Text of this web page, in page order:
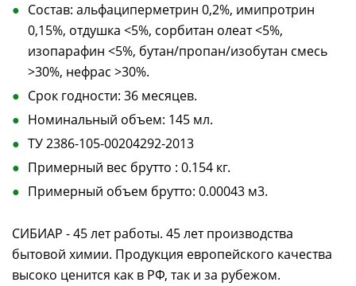
Состав: альфациперметрин 0,2%, имипротрин
0,15%, отдушка <5%, сорбитан олеат <5%,
изопарафин <5%, бутан/пропан/изобутан смесь
>30%, нефрас >30%.
Срок годности: 36 месяцев.
Номинальный объем: 145 мл.
ТУ 2386-105-00204292-2013
Примерный вес брутто : 0.154 кг.
Примерный объем брутто: 0.00043 м3.
СИБИАР - 45 лет работы. 45 лет производства
бытовой химии. Продукция европейского качества
высоко ценится как в РФ, так и за рубежом.